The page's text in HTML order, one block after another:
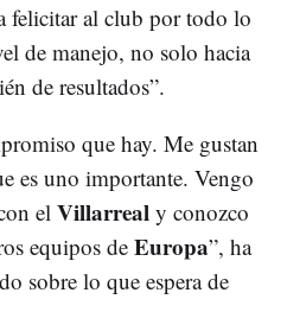
felicitar al club por todo lo
de manejo, no solo hacia
de resultados”.
que hay. Me gustan
es uno importante. Vengo
el Villarreal y conozco
equipos de Europa”, ha
sobre lo que espera de